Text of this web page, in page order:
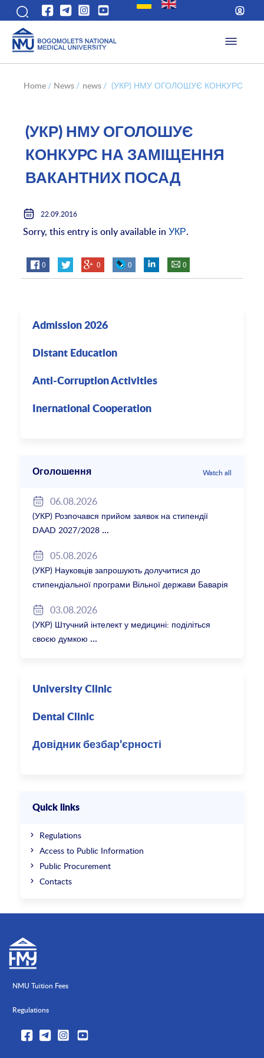
Home / News / news / (УКР) НМУ ОГОЛОШУЄ КОНКУРС НА
(УКР) НМУ ОГОЛОШУЄ
КОНКУРС НА ЗАМІЩЕННЯ
ВАКАНТНИХ ПОСАД
22.09.2016
Sorry, this entry is only available inУКР.
0 0 0 0
Admission 2026
Distant Education
Anti-Corruption Activities
Inernational Cooperation
Оголошення Watch all
06.08.2026
(УКР) Розпочався прийом заявок на стипендії
DAAD 2027/2028
05.08.2026
(УКР) Науковців запрошують долучитися до
стипендіальної програми Вільної держави Баварія
03.08.2026
(УКР) Штучний інтелект у медицині: поділіться
своєю думкою
University Clinic
Dental Clinic
Довідник безбар’єрності
Quick links
Regulations
Access to Public Information
Public Procurement
Contacts
NMU Tuition Fees
Regulations